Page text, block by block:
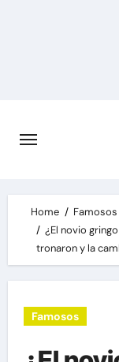
Home
Famosos
¿El novio
tronaron y la
Famosos